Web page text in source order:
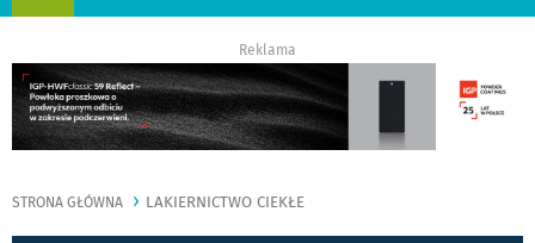
Reklama
STRONA GŁÓWNA LAKIERNICTWO CIEKŁE